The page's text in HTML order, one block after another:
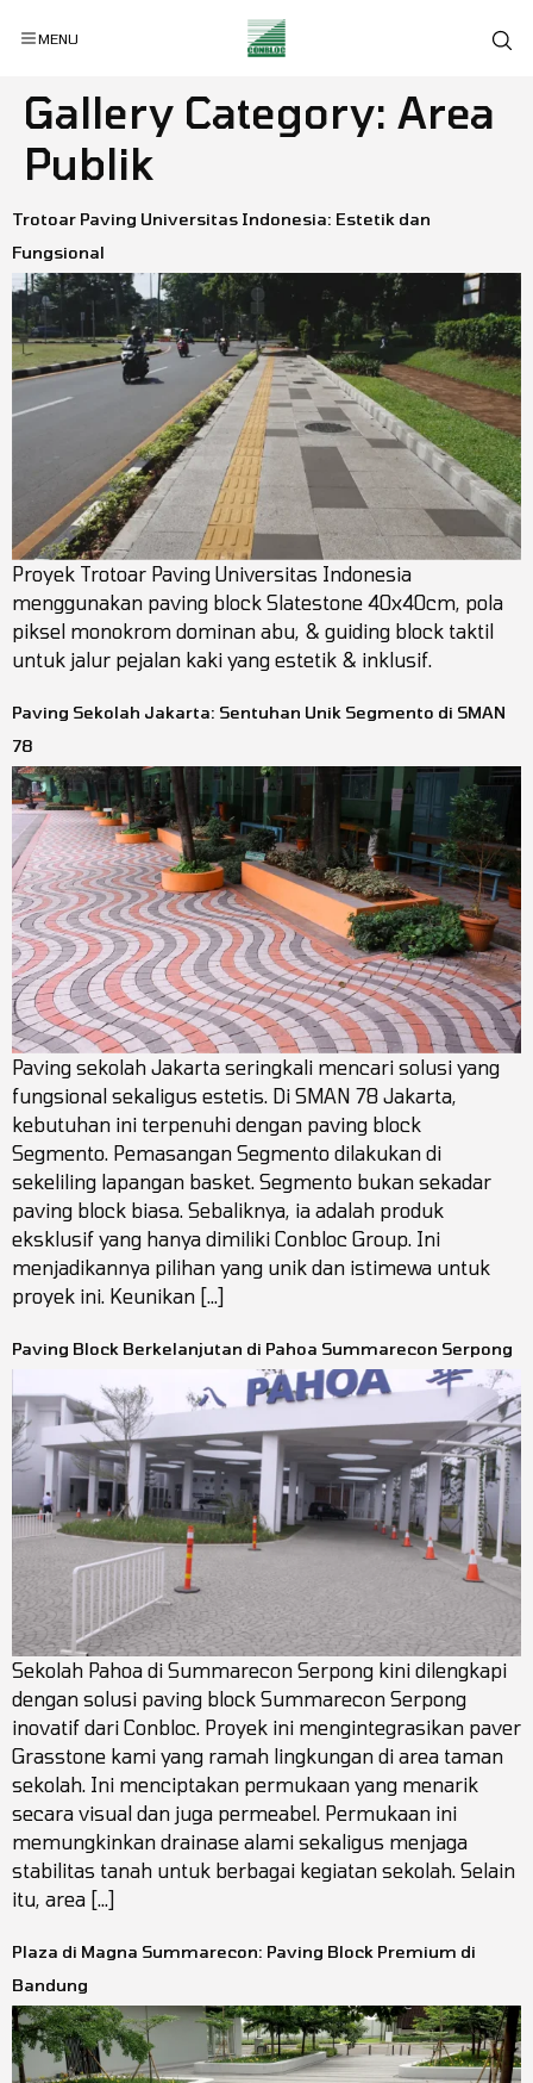
MENU
Gallery Category: Area
Publik
Trotoar Paving Universitas Indonesia: Estetik dan
Fungsional
Proyek Trotoar Paving Universitas Indonesia
menggunakan paving block Slatestone 40x40cm, pola
piksel monokrom dominan abu, & guiding block taktil
untuk jalur pejalan kaki yang estetik & inklusif.
Paving Sekolah Jakarta: Sentuhan Unik Segmento di SMAN
78
Paving sekolah Jakarta seringkali mencari solusi yang
fungsional sekaligus estetis. Di SMAN 78 Jakarta,
kebutuhan ini terpenuhi dengan paving block
Segmento. Pemasangan Segmento dilakukan di
sekeliling lapangan basket. Segmento bukan sekadar
paving block biasa. Sebaliknya, ia adalah produk
eksklusif yang hanya dimiliki Conbloc Group. Ini
menjadikannya pilihan yang unik dan istimewa untuk
proyek ini. Keunikan […]
Paving Block Berkelanjutan di Pahoa Summarecon Serpong
Sekolah Pahoa di Summarecon Serpong kini dilengkapi
dengan solusi paving block Summarecon Serpong
inovatif dari Conbloc. Proyek ini mengintegrasikan paver
Grasstone kami yang ramah lingkungan di area taman
sekolah. Ini menciptakan permukaan yang menarik
secara visual dan juga permeabel. Permukaan ini
memungkinkan drainase alami sekaligus menjaga
stabilitas tanah untuk berbagai kegiatan sekolah. Selain
itu, area […]
Plaza di Magna Summarecon: Paving Block Premium di
Bandung